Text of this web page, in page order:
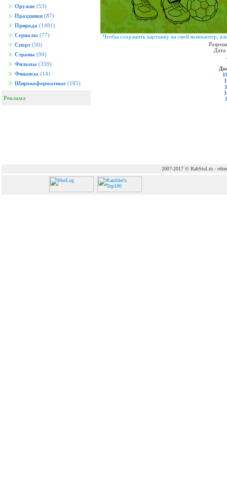
Оружие (53)
Праздники (87)
Природа (1491)
Сериалы (77)
Спорт (50)
Страны (94)
Фильмы (359)
Финансы (14)
Широкоформатные (185)
Реклама
Чтобы сохранить картинку на свой компьютер,
Дата
2007-2017 © RabStol.ru - обои